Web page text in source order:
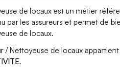
de locaux est un métier
par les assureurs et permet de
de locaux.
/ Nettoyeuse de locaux appartient
.